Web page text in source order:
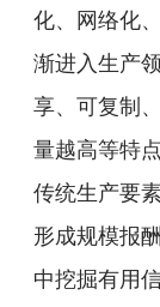
化、网络化
渐进入生产
享、可复制
量越高等特
传统生产要
形成规模报
中挖掘有用